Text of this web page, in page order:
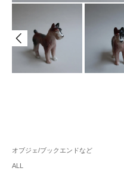
オブジェ/ブックエンドなど
ALL